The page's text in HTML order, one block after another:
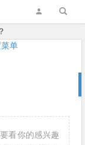
单
看你的感兴趣